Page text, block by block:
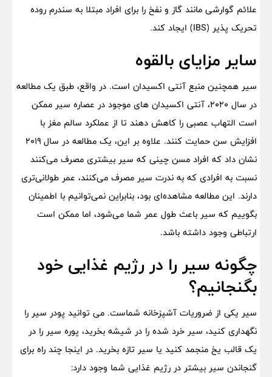
علائم گوارشی مانند گاز و نفخ را برای افراد مبتلا به سندرم روده
تحریک پذیر (IBS) ایجاد کند.
سایر مزایای بالقوه
سیر همچنین منبع آنتی اکسیدان است. در واقع، طبق یک مطالعه
در سال ۲۰۲۰، آنتی اکسیدان های موجود در عصاره سیر ممکن
است التهاب عصبی را کاهش دهند تا از عملکرد سالم مغز با
افزایش سن حمایت کنند. علاوه بر این، یک مطالعه در سال ۲۰۱۹
نشان داد که افراد مسن چینی که سیر بیشتری مصرف می‌کنند
نسبت به افرادی که به ندرت سیر مصرف می‌کنند، عمر طولانی‌تری
دارند. این مطالعه مشاهده‌ای بود، بنابراین نمی‌توانیم با اطمینان
بگوییم که سیر باعث طول عمر شما می‌شود، اما ممکن است
ارتباطی وجود داشته باشد.
چگونه سیر را در رژیم غذایی خود
بگنجانیم؟
سیر یکی از ضروریات آشپزخانه شماست. می توانید پودر سیر را
نگهداری کنید، سیر خرد شده را در شیشه بخرید، پوره سیر را در
یک قالب یخ منجمد کنید یا سیر تازه بخرید. در اینجا چند راه برای
گنجاندن سیر بیشتر در رژیم غذایی شما وجود دارد: